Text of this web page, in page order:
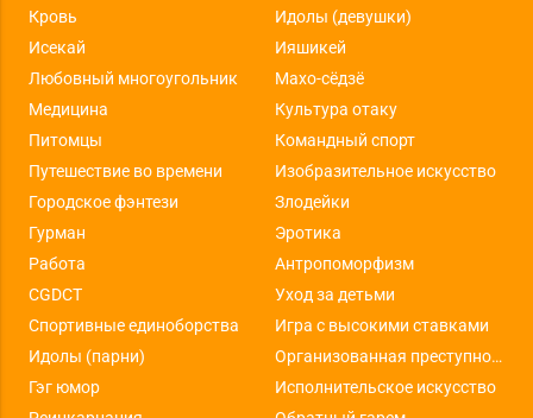
Кровь
Идолы (девушки)
Исекай
Ияшикей
Любовный многоугольник
Махо-сёдзё
Медицина
Культура отаку
Питомцы
Командный спорт
Путешествие во времени
Изобразительное искусство
Городское фэнтези
Злодейки
Гурман
Эротика
Работа
Антропоморфизм
CGDCT
Уход за детьми
Спортивные единоборства
Игра с высокими ставками
Идолы (парни)
Организованная преступность
Гэг юмор
Исполнительское искусство